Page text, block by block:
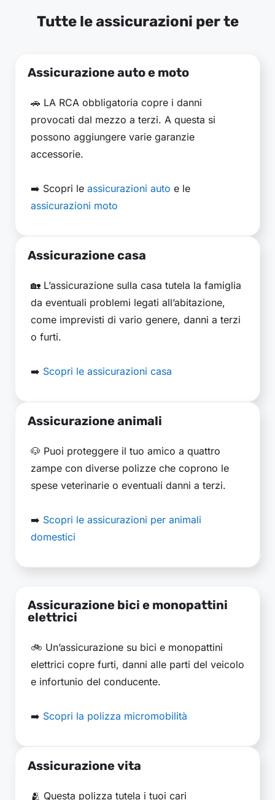
Tutte le assicurazioni per te
Assicurazione auto e moto
🚗 LA RCA obbligatoria copre i danni
provocati dal mezzo a terzi. A questa si
possono aggiungere varie garanzie
accessorie.
➡️ Scopri le assicurazioni auto e le
assicurazioni moto
Assicurazione casa
🏡 L’assicurazione sulla casa tutela la famiglia
da eventuali problemi legati all’abitazione,
come imprevisti di vario genere, danni a terzi
o furti.
➡️ Scopri le assicurazioni casa
Assicurazione animali
🐶 Puoi proteggere il tuo amico a quattro
zampe con diverse polizze che coprono le
spese veterinarie o eventuali danni a terzi.
➡️ Scopri le assicurazioni per animali
domestici
Assicurazione bici e monopattini
elettrici
🚲 Un’assicurazione su bici e monopattini
elettrici copre furti, danni alle parti del veicolo
e infortunio del conducente.
➡️ Scopri la polizza micromobilità
Assicurazione vita
🫂 Questa polizza tutela i tuoi cari